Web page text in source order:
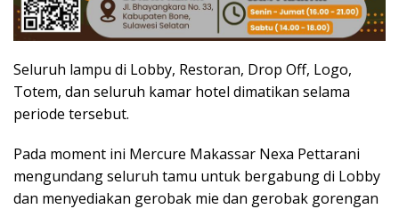
Seluruh lampu di Lobby, Restoran, Drop Off, Logo,
Totem, dan seluruh kamar hotel dimatikan selama
periode tersebut.
Pada moment ini Mercure Makassar Nexa Pettarani
mengundang seluruh tamu untuk bergabung di Lobby
dan menyediakan gerobak mie dan gerobak gorengan